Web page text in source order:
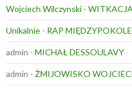
Wojciech Wilczynski -
Unikalnie - RAP
admin - MICHAŁ DESSOULAVY
admin - ŻMIJOWISKO